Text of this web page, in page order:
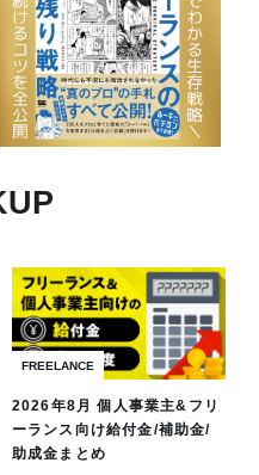
FREELANCE
2026年8月 個人事業主&フリ
ーランス向け給付金/補助金/
助成金まとめ